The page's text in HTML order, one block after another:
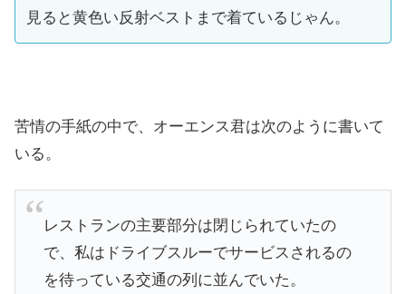
見ると黄色い反射ベストまで着ているじゃん。
苦情の手紙の中で、オーエンス君は次のように書いて
いる。
レストランの主要部分は閉じられていたの
で、私はドライブスルーでサービスされるの
を待っている交通の列に並んでいた。